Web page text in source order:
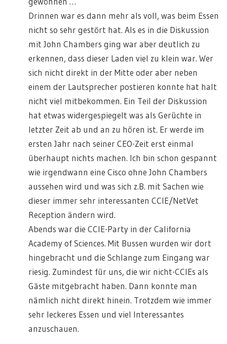
Drinnen war es dann mehr als voll, was beim Essen
nicht so sehr gestört hat. Als es in die Diskussion
mit John Chambers ging war aber deutlich zu
erkennen, dass dieser Laden viel zu klein war. Wer
sich nicht direkt in der Mitte oder aber neben
einem der Lautsprecher postieren konnte hat halt
nicht viel mitbekommen. Ein Teil der Diskussion
hat etwas widergespiegelt was als Gerüchte in
letzter Zeit ab und an zu hören ist. Er werde im
ersten Jahr nach seiner CEO-Zeit erst einmal
überhaupt nichts machen. Ich bin schon gespannt
wie irgendwann eine Cisco ohne John Chambers
aussehen wird und was sich z.B. mit Sachen wie
dieser immer sehr interessanten CCIE/NetVet
Reception ändern wird.
Abends war die CCIE-Party in der California
Academy of Sciences. Mit Bussen wurden wir dort
hingebracht und die Schlange zum Eingang war
riesig. Zumindest für uns, die wir nicht-CCIEs als
Gäste mitgebracht haben. Dann konnte man
nämlich nicht direkt hinein. Trotzdem wie immer
sehr leckeres Essen und viel Interessantes
anzuschauen.